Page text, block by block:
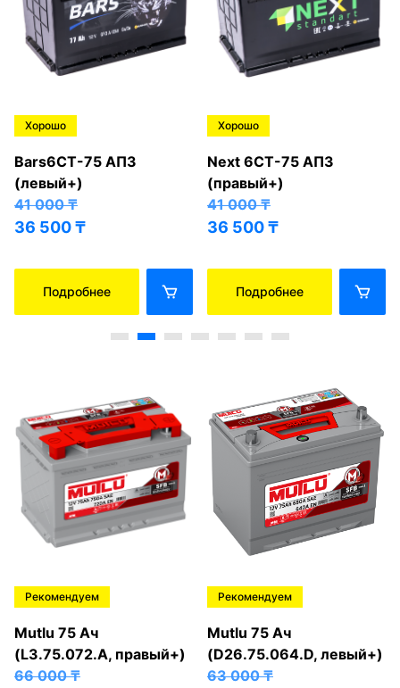
Хорошо
Bars6СТ-75 АПЗ
(левый+)
41 000₸
36 500₸
Подробнее
Хорошо
Next 6СТ-75 АПЗ
(правый+)
41 000₸
36 500₸
Подробнее
Рекомендуем
Mutlu 75 Ач
(L3.75.072.A, правый+)
66 000₸
Рекомендуем
Mutlu 75 Ач
(D26.75.064.D, левый+)
63 000₸